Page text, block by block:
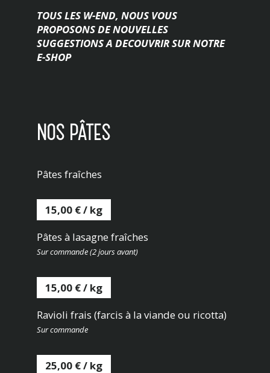
TOUS LES W-END, NOUS VOUS
PROPOSONS DE NOUVELLES
SUGGESTIONS A DECOUVRIR SUR NOTRE
E-SHOP
NOS PÂTES
Pâtes fraîches
15,00 € / kg
Pâtes à lasagne fraîches
Sur commande (2 jours avant)
15,00 € / kg
Ravioli frais (farcis à la viande ou ricotta)
Sur commande
25,00 € / kg